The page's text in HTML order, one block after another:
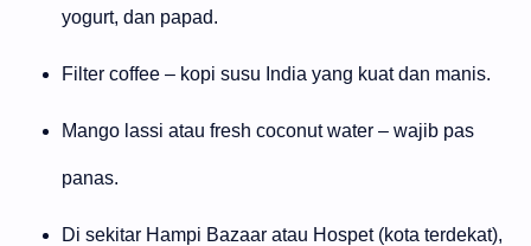
yogurt, dan papad.
Filter coffee – kopi susu India yang kuat dan manis.
Mango lassi atau fresh coconut water – wajib pas
panas.
Di sekitar Hampi Bazaar atau Hospet (kota terdekat),